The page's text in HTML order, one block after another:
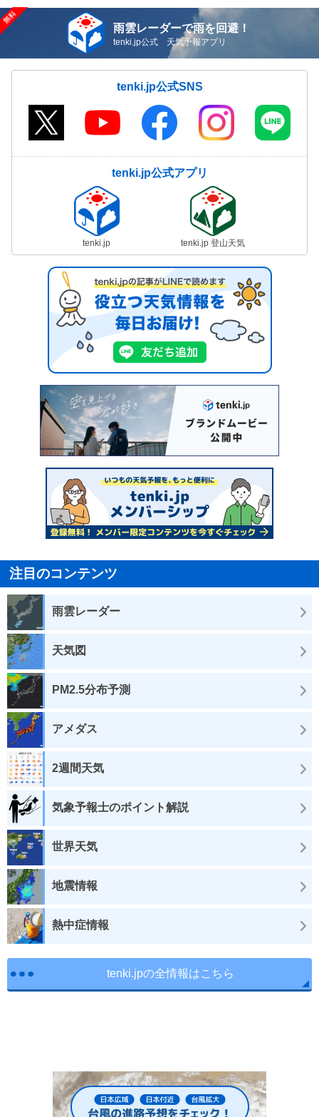
雨雲レーダーで雨を回避！
tenki.jp公式 天気予報アプリ
tenki.jp公式SNS
tenki.jp公式アプリ
tenki.jp tenki.jp 登山天気
注目のコンテンツ
雨雲レーダー
天気図
PM2.5分布予測
アメダス
2週間天気
気象予報士のポイント解説
世界天気
地震情報
熱中症情報
tenki.jpの全情報はこちら